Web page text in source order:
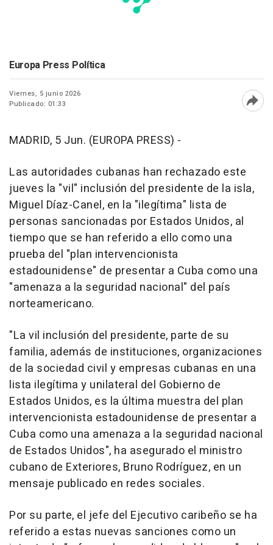
Europa Press Política
Viernes, 5 junio 2026
Publicado: 01:33
MADRID, 5 Jun. (EUROPA PRESS) -
Las autoridades cubanas han rechazado este
jueves la "vil" inclusión del presidente de la isla,
Miguel Díaz-Canel, en la "ilegítima" lista de
personas sancionadas por Estados Unidos, al
tiempo que se han referido a ello como una
prueba del "plan intervencionista
estadounidense" de presentar a Cuba como una
"amenaza a la seguridad nacional" del país
norteamericano.
"La vil inclusión del presidente, parte de su
familia, además de instituciones, organizaciones
de la sociedad civil y empresas cubanas en una
lista ilegítima y unilateral del Gobierno de
Estados Unidos, es la última muestra del plan
intervencionista estadounidense de presentar a
Cuba como una amenaza a la seguridad nacional
de Estados Unidos", ha asegurado el ministro
cubano de Exteriores, Bruno Rodríguez, en un
mensaje publicado en redes sociales.
Por su parte, el jefe del Ejecutivo caribeño se ha
referido a estas nuevas sanciones como un